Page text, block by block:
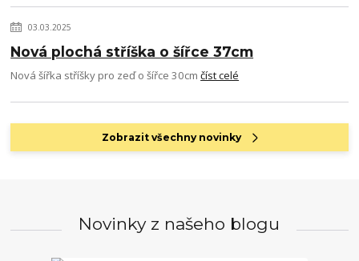
03.03.2025
Nová plochá stříška o šířce 37cm
Nová šířka stříšky pro zeď o šířce 30cmčíst celé
Zobrazit všechny novinky
Novinky z našeho blogu